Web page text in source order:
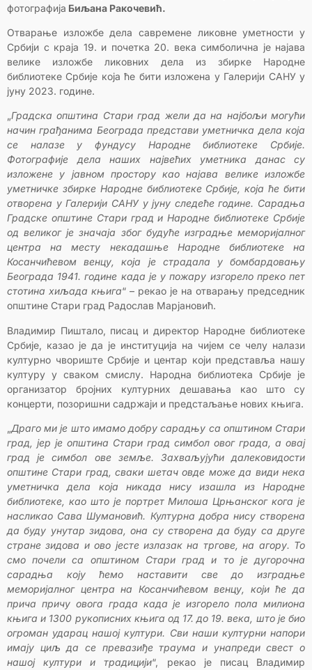
фотографија Биљана Ракочевић.
Отварање изложбе дела савремене ликовне уметности у
Србији с краја 19. и почетка 20. века симболична је најава
велике изложбе ликовних дела из збирке Народне
библиотеке Србије која ће бити изложена у Галерији САНУ у
јуну 2023. године.
„Градска општина Стари град жели да на најбољи могући
начин грађанима Београда представи уметничка дела која
се налазе у фундусу Народне библиотеке Србије.
Фотографије дела наших највећих уметника данас су
изложене у јавном простору као најава велике изложбе
уметничке збирке Народне библиотеке Србије, која ће бити
отворена у Галерији САНУ у јуну следеће године. Сарадња
Градске општине Стари град и Народне библиотеке Србије
од великог је значаја због будуће изградње меморијалног
центра на месту некадашње Народне библиотеке на
Косанчићевом венцу, која је страдала у бомбардовању
Београда 1941. године када је у пожару изгорело преко пет
стотина хиљада књига“ – рекао је на отварању председник
општине Стари град Радослав Марјановић.
Владимир Пиштало, писац и директор Народне библиотеке
Србије, казао је да је институција на чијем се челу налази
културно чвориште Србије и центар који представља нашу
културу у сваком смислу. Народна библиотека Србије је
организатор бројних културних дешавања као што су
концерти, позоришни садржаји и предстаљање нових књига.
„Драго ми је што имамо добру сарадњу са општином Стари
град, јер је општина Стари град симбол овог града, а овај
град је симбол ове земље. Захваљујући далековидости
општине Стари град, сваки шетач овде може да види нека
уметничка дела која никада нису изашла из Народне
библиотеке, као што је портрет Милоша Црњанског кога је
насликао Сава Шумановић. Културна добра нису створена
да буду унутар зидова, она су створена да буду са друге
стране зидова и ово јесте излазак на тргове, на агору. То
смо почели са општином Стари град и то је дугорочна
сарадња коју ћемо наставити све до изградње
меморијалног центра на Косанчићевом венцу, који ће да
прича причу овога града када је изгорело пола милиона
књига и 1300 рукописних књига од 17. до 19. века, што је био
огроман ударац нашој култури. Сви наши културни напори
имају циљ да се превазиђе траума и унапреди свест о
нашој култури и традицији“, рекао је писац Владимир